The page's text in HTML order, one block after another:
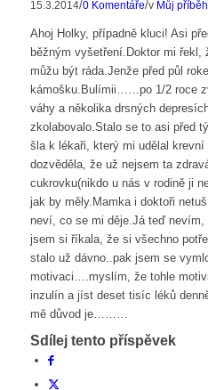
15.3.2014/0 Komentáře/v Můj příběh
Ahoj Holky, případně kluci! Asi
běžným vyšetření.Doktor mi řekl,
můžu být ráda.Jenže před půl
kámošku.Bulímii……po 1/2 roce
váhy a několika drsných
zkolabovalo.Stalo se to asi před
šla k lékaři, který mi udělal
dozvěděla, že už nejsem ta
cukrovku(nikdo u nás v rodině ji
jak by měly.Mamka i doktoři
neví, co se mi děje.Já teď nevím,
jsem si říkala, že si všechno
stalo už dávno..pak jsem se
motivaci….myslím, že tohle
inzulín a jíst deset tisíc léků
mě důvod je………
Sdílej tento příspěvek